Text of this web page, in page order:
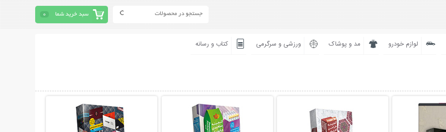
سبد خرید شما 0
لوازم خودرو مد و پوشاک ورزشی و سرگرمی کتاب و رسانه